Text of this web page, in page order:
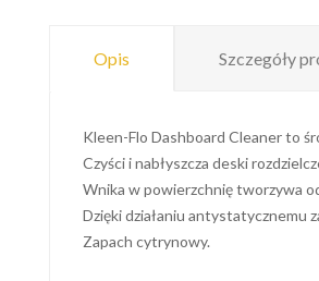
Opis Szczegóły
Kleen-Flo Dashboard Cleaner to
Czyści i nabłyszcza deski
Wnika w powierzchnię tworzywa
Dzięki działaniu antystatycznemu
Zapach cytrynowy.